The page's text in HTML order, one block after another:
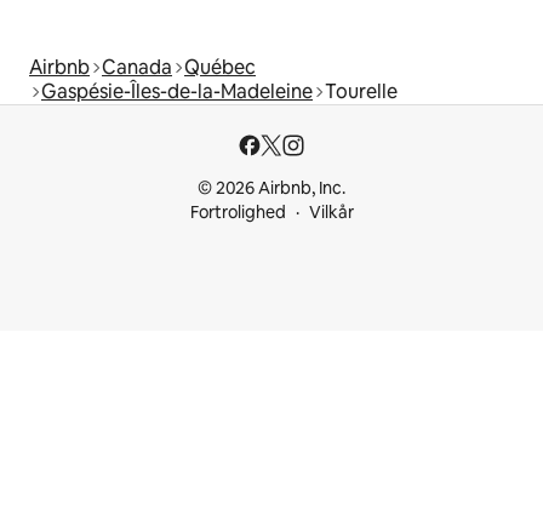
Airbnb Canada Québec
Gaspésie-Îles-de-la-Madeleine Tourelle
© 2026 Airbnb, Inc.
Fortrolighed
Vilkår